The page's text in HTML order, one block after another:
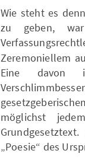
Wie steht es
zu geben,
Zeremoniellem
Eine davon
möglichst
„Poesie“ des